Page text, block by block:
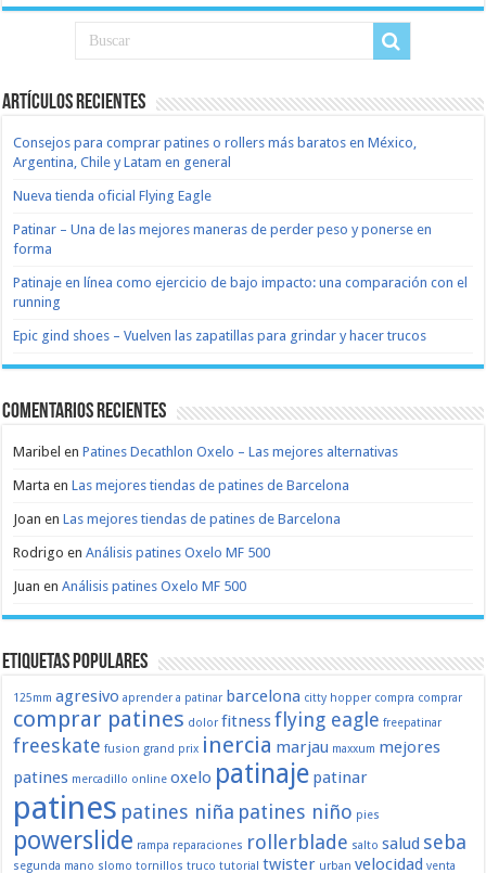
Artículos recientes
Consejos para comprar patines o rollers más baratos en México,
Argentina, Chile y Latam en general
Nueva tienda oficial Flying Eagle
Patinar – Una de las mejores maneras de perder peso y ponerse en
forma
Patinaje en línea como ejercicio de bajo impacto: una comparación con el
running
Epic gind shoes – Vuelven las zapatillas para grindar y hacer trucos
Comentarios recientes
Maribel enPatines Decathlon Oxelo – Las mejores alternativas
Marta enLas mejores tiendas de patines de Barcelona
Joan enLas mejores tiendas de patines de Barcelona
Rodrigo enAnálisis patines Oxelo MF 500
Juan enAnálisis patines Oxelo MF 500
Etiquetas populares
125mm agresivo aprender a patinar barcelona citty hopper compra comprar
comprar patines dolor fitnessflying eagle freepatinar
freeskate fusion grand prix inercia marjau maxxum mejores
patines mercadillo online oxelo patinaje patinar
patines patines niña patines niño pies
powerslide rampa reparaciones rollerblade salto salud seba
segunda mano slomo tornillos truco tutorial twister urban velocidad venta